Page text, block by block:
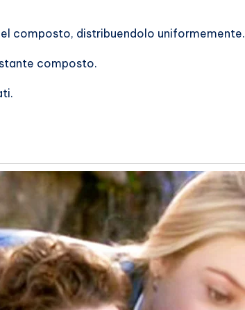
composto, distribuendolo uniformemente.
composto.